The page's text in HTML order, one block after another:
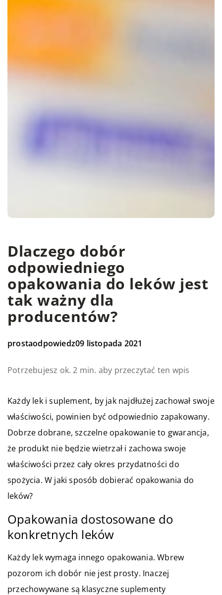
Dlaczego dobór
odpowiedniego
opakowania do leków jest
tak ważny dla
producentów?
prostaodpowiedz09 listopada 2021
Potrzebujesz ok. 2 min. aby przeczytać ten wpis
Każdy lek i suplement, by jak najdłużej zachował swoje
właściwości, powinien być odpowiednio zapakowany.
Dobrze dobrane, szczelne opakowanie to gwarancja,
że produkt nie będzie wietrzał i zachowa swoje
właściwości przez cały okres przydatności do
spożycia. W jaki sposób dobierać opakowania do
leków?
Opakowania dostosowane do
konkretnych leków
Każdy lek wymaga innego opakowania. Wbrew
pozorom ich dobór nie jest prosty. Inaczej
przechowywane są klasyczne suplementy